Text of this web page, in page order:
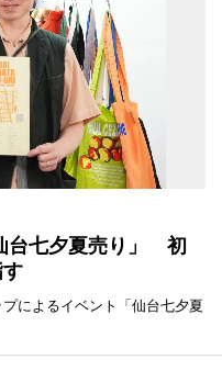
台七夕夏売り」 初
によるイベント「仙台七夕夏